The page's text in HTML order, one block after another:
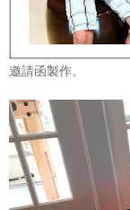
邀請函製作。